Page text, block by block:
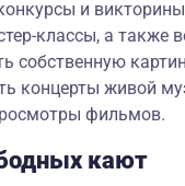
и
классы, а также
собственную
концерты живой
фильмов.
кают